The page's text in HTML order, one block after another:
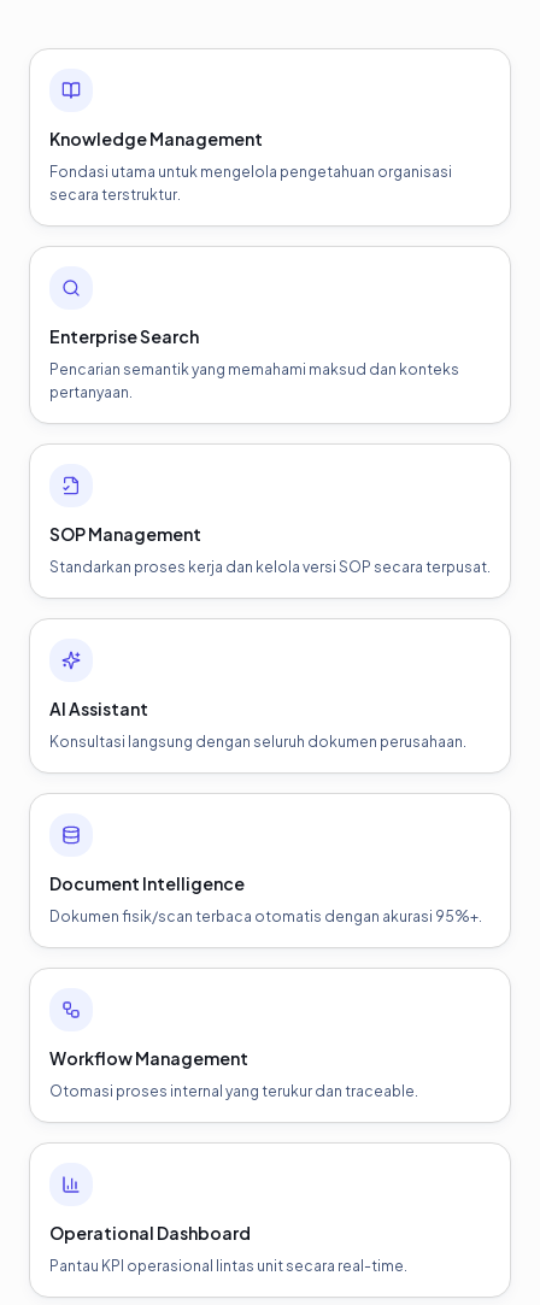
Knowledge Management
Fondasi utama untuk mengelola pengetahuan organisasi
secara terstruktur.
Enterprise Search
Pencarian semantik yang memahami maksud dan konteks
pertanyaan.
SOP Management
Standarkan proses kerja dan kelola versi SOP secara terpusat.
AI Assistant
Konsultasi langsung dengan seluruh dokumen perusahaan.
Document Intelligence
Dokumen fisik/scan terbaca otomatis dengan akurasi 95%+.
Workflow Management
Otomasi proses internal yang terukur dan traceable.
Operational Dashboard
Pantau KPI operasional lintas unit secara real-time.